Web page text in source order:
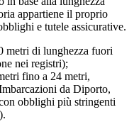
appartiene il proprio
e tutele assicurative.
metri di lunghezza fuori
nei registri);
fino a 24 metri,
da Diporto,
obblighi più stringenti